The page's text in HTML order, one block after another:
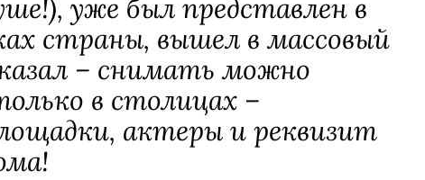
уже был представлен в
страны, вышел в массовый
– снимать можно
в столицах –
актеры и реквизит